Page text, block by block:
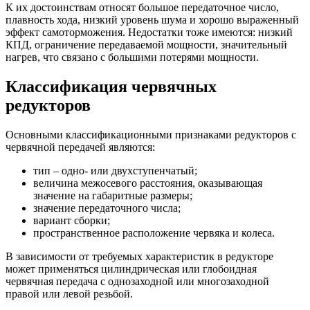
К их достоинствам относят большое передаточное число,
плавность хода, низкий уровень шума и хорошо выраженный
эффект самоторможения. Недостатки тоже имеются: низкий
КПД, ограничение передаваемой мощности, значительный
нагрев, что связано с большими потерями мощности.
Классификация червячных
редукторов
Основными классификационными признаками редукторов с
червячной передачей являются:
тип – одно- или двухступенчатый;
величина межосевого расстояния, оказывающая
значение на габаритные размеры;
значение передаточного числа;
вариант сборки;
пространственное расположение червяка и колеса.
В зависимости от требуемых характеристик в редукторе
может применяться цилиндрическая или глобоидная
червячная передача с однозаходной или многозаходной
правой или левой резьбой.